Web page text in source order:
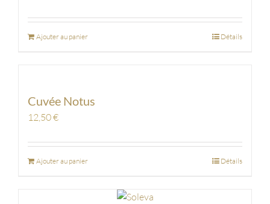
Ajouter au panier Détails
Cuvée Notus
12,50€
Ajouter au panier Détails